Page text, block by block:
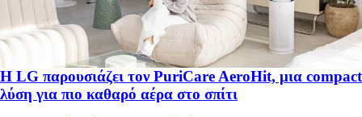
Η LG παρουσιάζει τον PuriCare AeroHit, μια compact
λύση για πιο καθαρό αέρα στο σπίτι